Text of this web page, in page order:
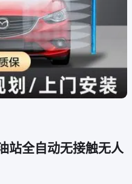
站全自动无接触无人